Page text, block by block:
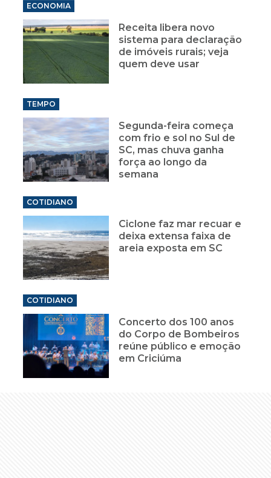
ECONOMIA
Receita libera novo
sistema para declaração
de imóveis rurais; veja
quem deve usar
TEMPO
Segunda-feira começa
com frio e sol no Sul de
SC, mas chuva ganha
força ao longo da
semana
COTIDIANO
Ciclone faz mar recuar e
deixa extensa faixa de
areia exposta em SC
COTIDIANO
Concerto dos 100 anos
do Corpo de Bombeiros
reúne público e emoção
em Criciúma